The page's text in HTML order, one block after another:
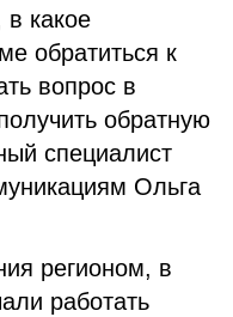
какое
обратиться к
вопрос в
обратную
специалист
Ольга
регионом, в
работать